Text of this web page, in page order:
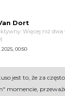
Dort
Więcej niż dwa
00:50
jest to, że za
momencie,